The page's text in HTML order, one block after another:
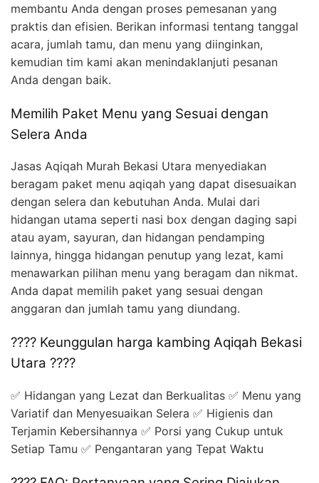
membantu Anda dengan proses pemesanan yang
praktis dan efisien. Berikan informasi tentang tanggal
acara, jumlah tamu, dan menu yang diinginkan,
kemudian tim kami akan menindaklanjuti pesanan
Anda dengan baik.
Memilih Paket Menu yang Sesuai dengan
Selera Anda
Jasas Aqiqah Murah Bekasi Utara menyediakan
beragam paket menu aqiqah yang dapat disesuaikan
dengan selera dan kebutuhan Anda. Mulai dari
hidangan utama seperti nasi box dengan daging sapi
atau ayam, sayuran, dan hidangan pendamping
lainnya, hingga hidangan penutup yang lezat, kami
menawarkan pilihan menu yang beragam dan nikmat.
Anda dapat memilih paket yang sesuai dengan
anggaran dan jumlah tamu yang diundang.
???? Keunggulan harga kambing Aqiqah Bekasi
Utara ????
✅ Hidangan yang Lezat dan Berkualitas ✅ Menu yang
Variatif dan Menyesuaikan Selera ✅ Higienis dan
Terjamin Kebersihannya ✅ Porsi yang Cukup untuk
Setiap Tamu ✅ Pengantaran yang Tepat Waktu